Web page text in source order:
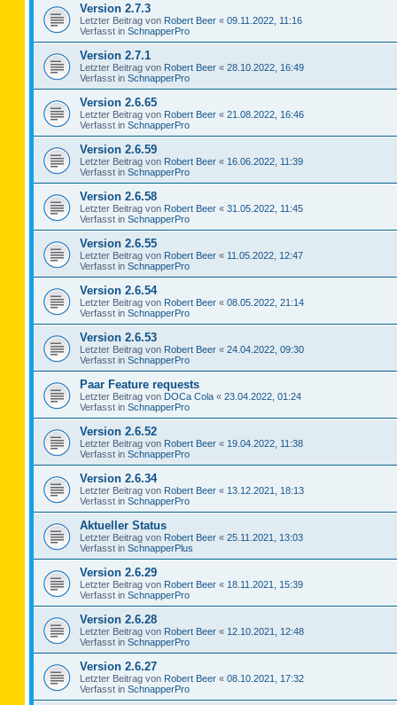
Version 2.7.3
Letzter Beitrag von Robert Beer « 09.11.2022, 11:16
Verfasst in SchnapperPro
Version 2.7.1
Letzter Beitrag von Robert Beer « 28.10.2022, 16:49
Verfasst in SchnapperPro
Version 2.6.65
Letzter Beitrag von Robert Beer « 21.08.2022, 16:46
Verfasst in SchnapperPro
Version 2.6.59
Letzter Beitrag von Robert Beer « 16.06.2022, 11:39
Verfasst in SchnapperPro
Version 2.6.58
Letzter Beitrag von Robert Beer « 31.05.2022, 11:45
Verfasst in SchnapperPro
Version 2.6.55
Letzter Beitrag von Robert Beer « 11.05.2022, 12:47
Verfasst in SchnapperPro
Version 2.6.54
Letzter Beitrag von Robert Beer « 08.05.2022, 21:14
Verfasst in SchnapperPro
Version 2.6.53
Letzter Beitrag von Robert Beer « 24.04.2022, 09:30
Verfasst in SchnapperPro
Paar Feature requests
Letzter Beitrag von DOCa Cola « 23.04.2022, 01:24
Verfasst in SchnapperPro
Version 2.6.52
Letzter Beitrag von Robert Beer « 19.04.2022, 11:38
Verfasst in SchnapperPro
Version 2.6.34
Letzter Beitrag von Robert Beer « 13.12.2021, 18:13
Verfasst in SchnapperPro
Aktueller Status
Letzter Beitrag von Robert Beer « 25.11.2021, 13:03
Verfasst in SchnapperPlus
Version 2.6.29
Letzter Beitrag von Robert Beer « 18.11.2021, 15:39
Verfasst in SchnapperPro
Version 2.6.28
Letzter Beitrag von Robert Beer « 12.10.2021, 12:48
Verfasst in SchnapperPro
Version 2.6.27
Letzter Beitrag von Robert Beer « 08.10.2021, 17:32
Verfasst in SchnapperPro